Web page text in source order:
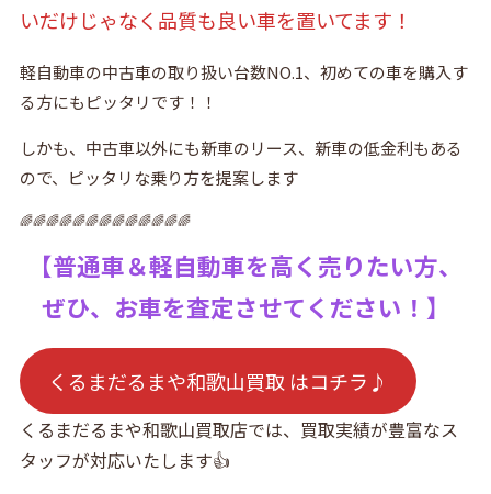
いだけじゃなく品質も良い車を置いてます！
軽自動車の中古車の取り扱い台数NO.1、初めての車を購入す
る方にもピッタリです！！
しかも、中古車以外にも新車のリース、新車の低金利もある
ので、ピッタリな乗り方を提案します
🌈🌈🌈🌈🌈🌈🌈🌈🌈🌈🌈🌈🌈
【普通車＆軽自動車を高く売りたい方、
ぜひ、お車を査定させてください！】
くるまだるまや和歌山買取 はコチラ♪
くるまだるまや和歌山買取店では、買取実績が豊富なス
タッフが対応いたします👍